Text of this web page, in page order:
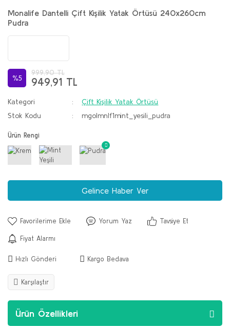
Monalife Dantelli Çift Kişilik Yatak Örtüsü 240x260cm
Pudra
%5
999,90 TL
949,91 TL
Kategori
Çift Kişilik Yatak Örtüsü
Stok Kodu
mgolmnlf1mint_yesili_pudra
Ürün Rengi
Gelince Haber Ver
Yorum Yaz Tavsiye Et
Fiyat Alarmı
Hızlı Gönderi Kargo Bedava
Karşılaştır
Ürün Özellikleri